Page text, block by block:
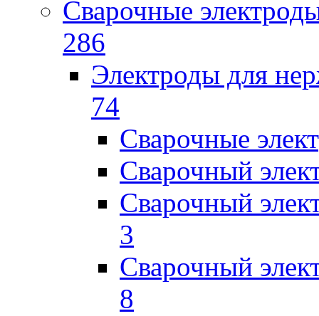
Сварочные
286
Электроды для
74
Сварочные
Сварочный
Сварочный
3
Сварочный
8